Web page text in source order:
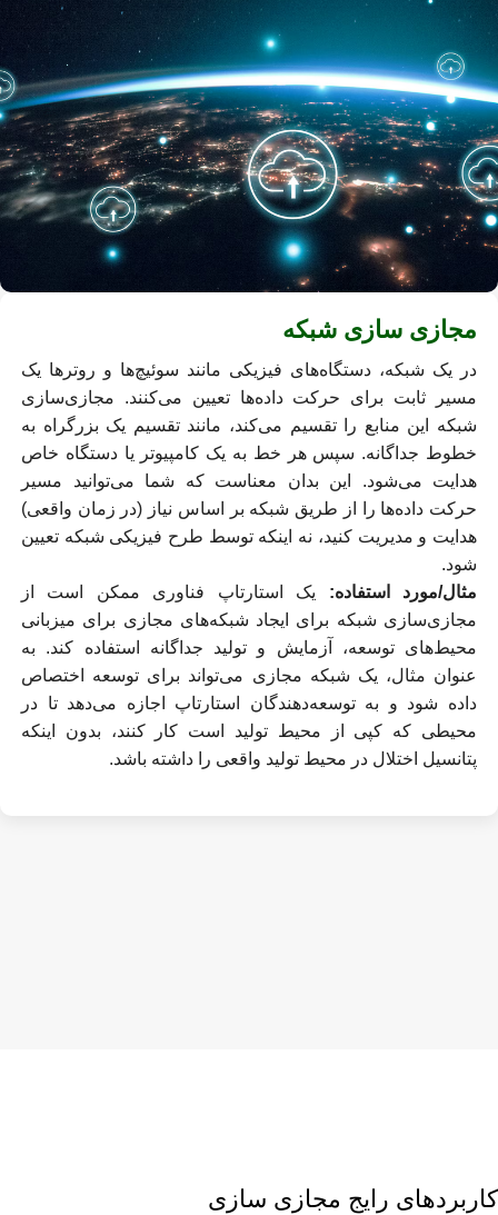
مجازی سازی شبکه
در یک شبکه، دستگاه‌های فیزیکی مانند سوئیچ‌ها و روترها یک
مسیر ثابت برای حرکت داده‌ها تعیین می‌کنند. مجازی‌سازی
شبکه این منابع را تقسیم می‌کند، مانند تقسیم یک بزرگراه به
خطوط جداگانه. سپس هر خط به یک کامپیوتر یا دستگاه خاص
هدایت می‌شود. این بدان معناست که شما می‌توانید مسیر
حرکت داده‌ها را از طریق شبکه بر اساس نیاز (در زمان واقعی)
هدایت و مدیریت کنید، نه اینکه توسط طرح فیزیکی شبکه تعیین
شود.
مثال/مورد استفاده: یک استارتاپ فناوری ممکن است از
مجازی‌سازی شبکه برای ایجاد شبکه‌های مجازی برای میزبانی
محیط‌های توسعه، آزمایش و تولید جداگانه استفاده کند. به
عنوان مثال، یک شبکه مجازی می‌تواند برای توسعه اختصاص
داده شود و به توسعه‌دهندگان استارتاپ اجازه می‌دهد تا در
محیطی که کپی از محیط تولید است کار کنند، بدون اینکه
پتانسیل اختلال در محیط تولید واقعی را داشته باشد.
کاربردهای رایج مجازی سازی